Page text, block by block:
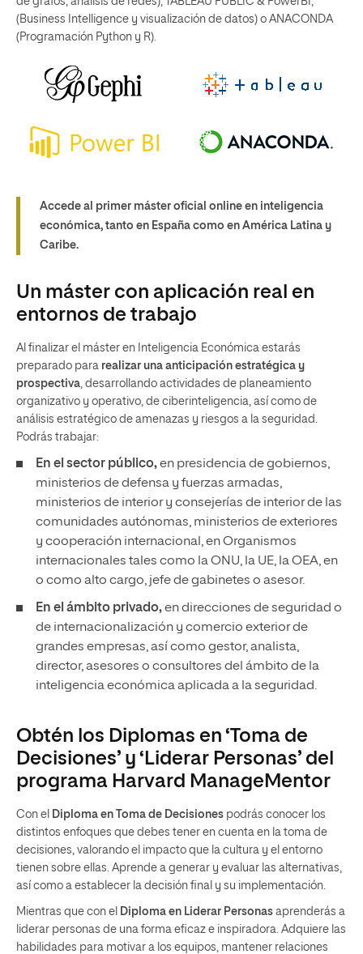
(Business Intelligence y visualización de datos) o ANACONDA
(Programación Python y R).
Accede al primer máster oficial online en inteligencia
económica, tanto en España como en América Latina y
Caribe.
Un máster con aplicación real en
entornos de trabajo
Al finalizar el máster en Inteligencia Económica estarás
preparado para realizar una anticipación estratégica y
prospectiva, desarrollando actividades de planeamiento
organizativo y operativo, de ciberinteligencia, así como de
análisis estratégico de amenazas y riesgos a la seguridad.
Podrás trabajar:
En el sector público,en presidencia de gobiernos,
ministerios de defensa y fuerzas armadas,
ministerios de interior y consejerías de interior de las
comunidades autónomas, ministerios de exteriores
y cooperación internacional, en Organismos
internacionales tales como la ONU, la UE, la OEA, en
o como alto cargo, jefe de gabinetes o asesor.
En el ámbito privado,en direcciones de seguridad o
de internacionalización y comercio exterior de
grandes empresas, así como gestor, analista,
director, asesores o consultores del ámbito de la
inteligencia económica aplicada a la seguridad.
Obtén los Diplomas en ‘Toma de
Decisiones’ y ‘Liderar Personas’ del
programa Harvard ManageMentor
Con el Diploma en Toma de Decisiones podrás conocer los
distintos enfoques que debes tener en cuenta en la toma de
decisiones, valorando el impacto que la cultura y el entorno
tienen sobre ellas. Aprende a generar y evaluar las alternativas,
así como a establecer la decisión final y su implementación.
Mientras que con el Diploma en Liderar Personas aprenderás a
liderar personas de una forma eficaz e inspiradora. Adquiere las
habilidades para motivar a los equipos, mantener relaciones